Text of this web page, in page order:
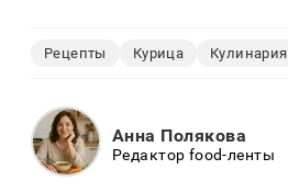
Рецепты Курица Кулинария
Анна Полякова
Редактор food-ленты